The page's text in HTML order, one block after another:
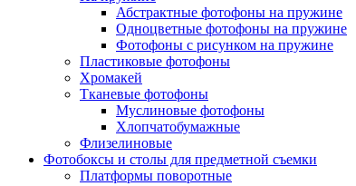
Абстрактные фотофоны на пружине
Одноцветные фотофоны на пружине
Фотофоны с рисунком на пружине
Пластиковые фотофоны
Хромакей
Тканевые фотофоны
Муслиновые фотофоны
Хлопчатобумажные
Флизелиновые
Фотобоксы и столы для предметной съемки
Платформы поворотные